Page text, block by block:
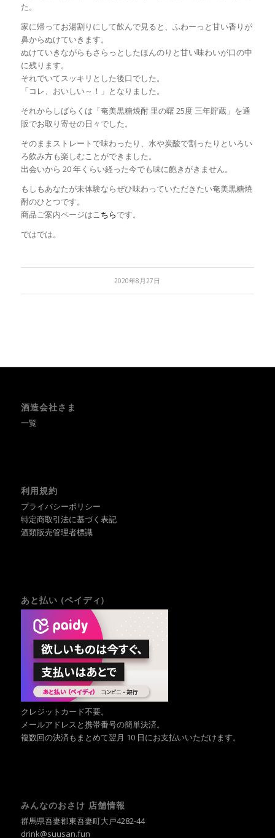
た。
家に帰ってお湯割りにして飲んで見ると、ふわーっと甘い香りが
鼻からぬけていきます。
ぬけていきながらもさらっとしたほんのりと甘い味わいが口の中
に残ります。
それでいてスッキリとした後口でした。
「コレ、おいしい～！」となりました。
それからしばらくは「奄美黒糖焼酎 里の曙 25度 三年貯蔵」を通
販でお取り寄せの日々でした。
そのままストレートで味わったり、水や炭酸で割ったりといろい
ろ飲み方も楽しむことができました。
出会いから 20 年くらい経った今でも味に飽きがきません。
もしもあなたが未体験ならぜひ味わっていただきたい奄美黒糖焼
酎のひとつです。
商品ご案内ページはこちらです。
ではでは。
2020年8月27日
酒造会社さま
一覧
利用規約
プライバシーポリシー
特定商取引法に基づく表記
酒類販売管理者標識
あと払い (ペイディ)
クレジットカード不要。
メールアドレスと携帯番号の簡単決済。
複数回の決済もまとめて翌月 10 日にお支払いいただけます。
みんなのおさけ 店舗情報
群馬県吾妻郡東吾妻町大戸4282-44
drink@suusan.fun